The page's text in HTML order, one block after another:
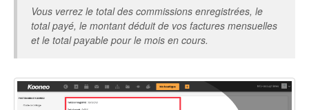
Vous verrez le total des commissions enregistrées, le
total payé, le montant déduit de vos factures mensuelles
et le total payable pour le mois en cours.